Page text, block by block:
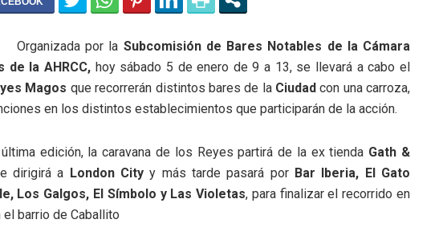
Organizada por la Subcomisión de Bares Notables de la Cámara
de la AHRCC,hoy sábado 5 de enero de 9 a 13, se llevará a cabo el
Magos que recorrerán distintos bares de laCiudadcon una carroza,
en los distintos establecimientos que participarán de la acción.
edición, la caravana de los Reyes partirá de la ex tienda Gath &
dirigirá a London City y más tarde pasará porBar Iberia, El Gato
Los Galgos, El Símbolo y Las Violetas, para finalizar el recorrido en
el barrio de Caballito